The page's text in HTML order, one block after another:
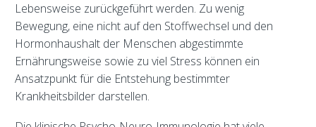
Lebensweise zurückgeführt werden. Zu wenig
Bewegung, eine nicht auf den Stoffwechsel und den
Hormonhaushalt der Menschen abgestimmte
Ernährungsweise sowie zu viel Stress können ein
Ansatzpunkt für die Entstehung bestimmter
Krankheitsbilder darstellen.